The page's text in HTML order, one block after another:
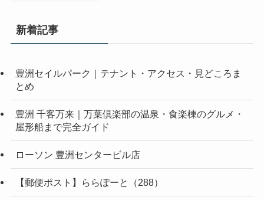
新着記事
豊洲セイルパーク｜テナント・アクセス・見どころま
とめ
豊洲 千客万来｜万葉倶楽部の温泉・食楽棟のグルメ・
屋形船まで完全ガイド
ローソン 豊洲センタービル店
【郵便ポスト】ららぽーと（288）